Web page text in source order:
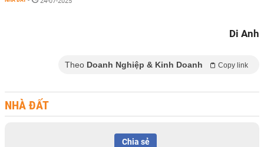
Di Anh
Theo Doanh Nghiệp & Kinh Doanh Copy link
NHÀ ĐẤT
Chia sẻ